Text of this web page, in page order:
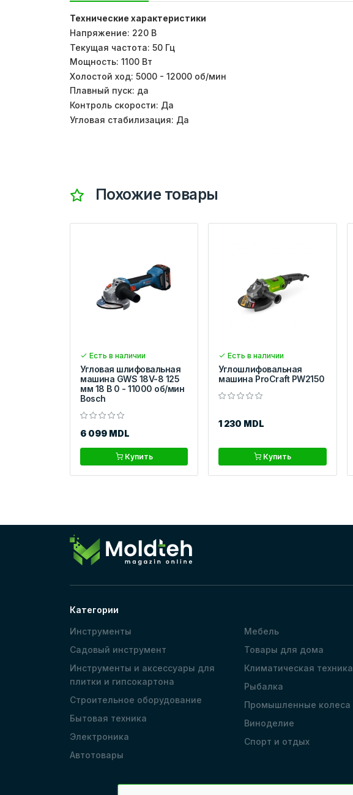
Технические характеристики
Напряжение: 220 В
Текущая частота: 50 Гц
Мощность: 1100 Вт
Холостой ход: 5000 - 12000 об/мин
Плавный пуск: да
Контроль скорости: Да
Угловая стабилизация: Да
Похожие товары
Есть в наличии
Угловая шлифовальная
машина GWS 18V-8 125
мм 18 В 0 - 11000 об/мин
Bosch
6 099 MDL
Купить
Есть в наличии
Углошлифовальная
машина ProCraft PW2150
1 230 MDL
Купить
Категории
Инструменты
Садовый инструмент
Инструменты и аксессуары для
плитки и гипсокартона
Строительное оборудование
Бытовая техника
Электроника
Автотовары
Мебель
Товары для дома
Климатическая техника
Рыбалка
Промышленные колеса
Виноделие
Спорт и отдых